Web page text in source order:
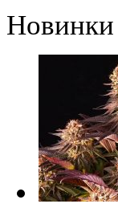
Новинки